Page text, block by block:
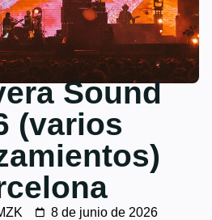
Sound
(varios
8 de junio de 2026